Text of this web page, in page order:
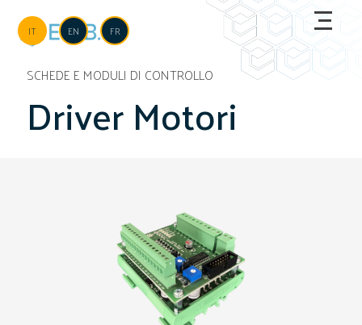
Language
IT EN FR
SCHEDE E MODULI DI CONTROLLO
Driver Motori